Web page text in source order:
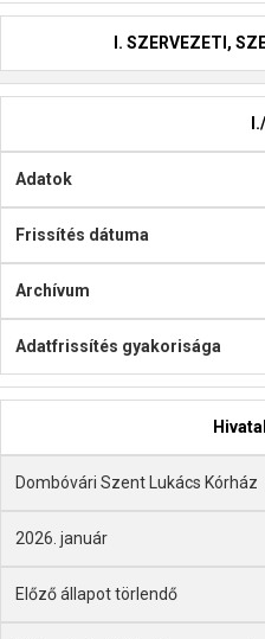
I. SZERVEZETI,
Adatok
Frissítés dátuma
Archívum
Adatfrissítés gyakorisága
Dombóvári Szent Lukács Kórház
2026. január
Előző állapot törlendő